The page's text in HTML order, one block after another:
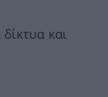
και